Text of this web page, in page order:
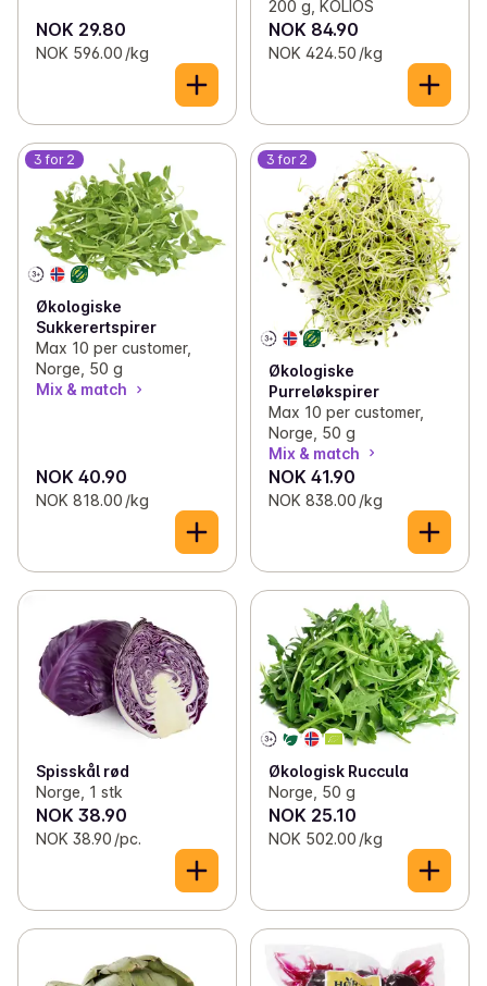
NOK 29.80
NOK 596.00 /kg
200 g, KOLIOS
NOK 84.90
NOK 424.50 /kg
3 for 2
Økologiske
Sukkerertspirer
Max 10 per customer,
Norge, 50 g
Mix & match
NOK 40.90
NOK 818.00 /kg
3 for 2
Økologiske
Purreløkspirer
Max 10 per customer,
Norge, 50 g
Mix & match
NOK 41.90
NOK 838.00 /kg
Spisskål rød
Norge, 1 stk
NOK 38.90
NOK 38.90 /pc.
Økologisk Ruccula
Norge, 50 g
NOK 25.10
NOK 502.00 /kg